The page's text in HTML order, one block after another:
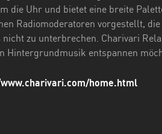
die Uhr und bietet eine breite
Radiomoderatoren vorgestellt,
nicht zu unterbrechen. Charivari
Hintergrundmusik entspannen
home.html